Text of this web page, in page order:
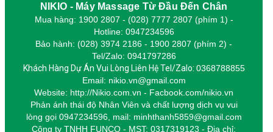
NIKIO - Máy Massage Từ Đầu Đến Chân
Mua hàng: 1900 2807 - (028) 7777 2807 (phím 1) -
Hotline: 0947234596
Bảo hành: (028) 3974 2186 - 1900 2807 (phím 2) -
Tel/Zalo: 0941797286
Khách Hàng Dự Án Vui Lòng Liên Hệ Tel/Zalo: 0368788855
Email: nikio.vn@gmail.com
Website: http://Nikio.com.vn - Facbook.com/nikio.vn
Phản ánh thái độ Nhân Viên và chất lượng dịch vụ vui
lòng gọi 0947234596, mail: minhthanh5859@gmail.com
Công ty TNHH FUNCO - MST: 0317319123 - Địa chỉ: